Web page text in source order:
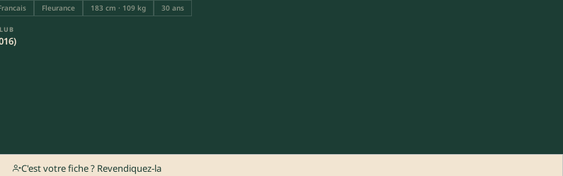
Fleurance 183 cm · 109 kg 30 ans
C'est votre fiche ? Revendiquez-la